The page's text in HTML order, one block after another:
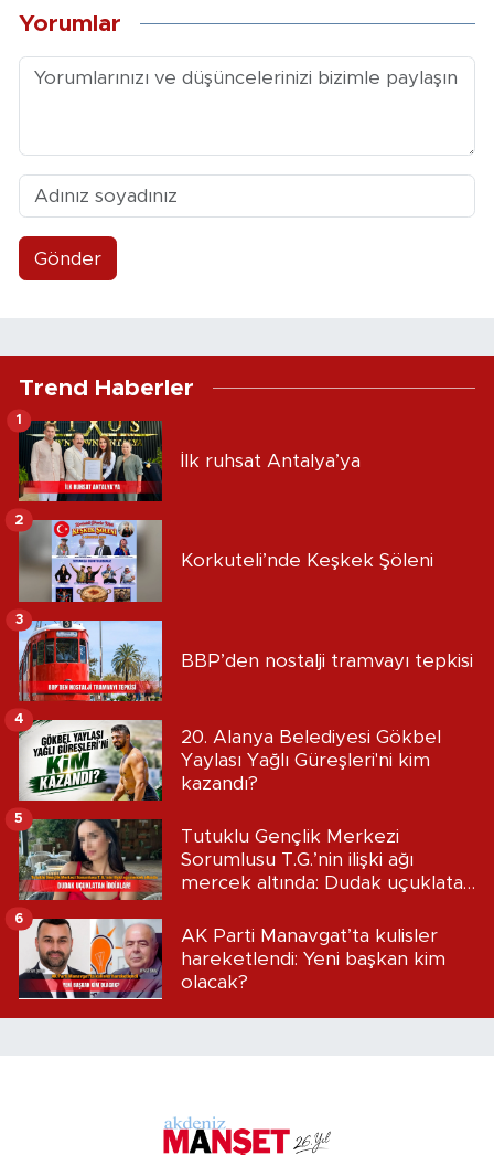
Yorumlar
Gönder
Trend Haberler
İlk ruhsat Antalya’ya
1
Korkuteli’nde Keşkek Şöleni
2
BBP’den nostalji tramvayı tepkisi
3
20. Alanya Belediyesi Gökbel
Yaylası Yağlı Güreşleri'ni kim
kazandı?
4
Tutuklu Gençlik Merkezi
Sorumlusu T.G.’nin ilişki ağı
mercek altında: Dudak uçuklatan
5
AK Parti Manavgat’ta kulisler
hareketlendi: Yeni başkan kim
olacak?
6